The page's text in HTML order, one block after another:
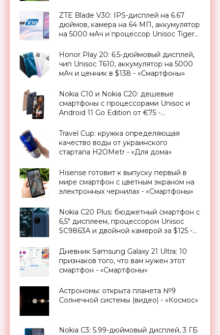
ZTE Blade V30: IPS-дисплей на 6.67
дюймов, камера на 64 МП, аккумулятор
на 5000 мАч и процессор Unisoc Tiger
Honor Play 20: 6.5-дюймовый дисплей,
чип Unisoc T610, аккумулятор на 5000
мАч и ценник в $138 - «Смартфоны»
Nokia C10 и Nokia C20: дешевые
смартфоны с процессорами Unisoc и
Android 11 Go Edition от €75 -
Travel Cup: кружка определяющая
качество воды от украинского
стартапа H2OMetr - «Для дома»
Hisense готовит к выпуску первый в
мире смартфон с цветным экраном на
электронных чернилах - «Смартфоны»
Nokia C20 Plus: бюджетный смартфон с
6,5" дисплеем, процессором Unisoc
SC9863A и двойной камерой за $125 -
Дневник Samsung Galaxy 21 Ultra: 10
признаков того, что вам нужен этот
смартфон - «Смартфоны»
Астрономы: открыта планета №9
Солнечной системы (видео) - «Космос»
Nokia C3: 5.99-дюймовый дисплей, 3 ГБ